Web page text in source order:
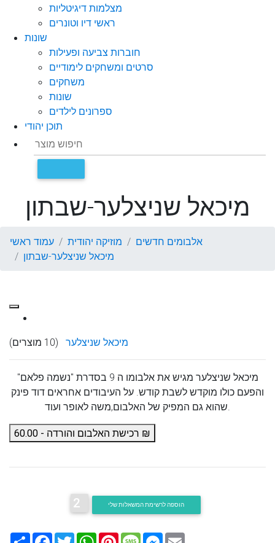
מצלמות דיגיטליות
ראשי דיו וטונרים
שונות
חוברות צביעה ופעילות
סרטים ומשחקים לימודיים
משחקים
שונות
ספרונים לילדים
תוכן יהודי
מיכאל שניצלער-שבתון
עמוד ראשי מוזיקה יהודית
אלבומים חדשים
מיכאל שניצלער-שבתון
מיכאל שניצלער (10 מוצרים)
מיכאל שניצלער מגיש את אלבומו ה 9 בסדרת "נשמה פלאם"
והפעם כולו מוקדש לשבת קודש. על העיבודים אחראים דוד פינק
שהוא גם המפיק של האלבום,משה לאופר ועוד.
רכישת האלבום והורדה - 60.00 ₪
2 הוספה לרשימת המשאלות שלי
שתף Facebook
TwitterWhatsApp
PinterestMessageMessenger